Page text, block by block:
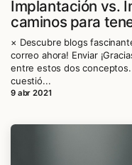
Implantación vs.
caminos para
× Descubre blogs
correo ahora! Enviar​​
entre estos dos
cuestió...
9 abr 2021